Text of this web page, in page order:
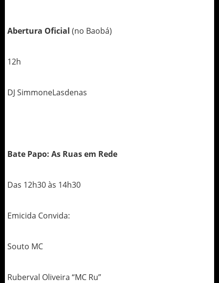
Abertura Oficial (no Baobá)
12h
DJ SimmoneLasdenas
Bate Papo: As Ruas em Rede
Das 12h30 às 14h30
Emicida Convida:
Souto MC
Ruberval Oliveira “MC Ru”